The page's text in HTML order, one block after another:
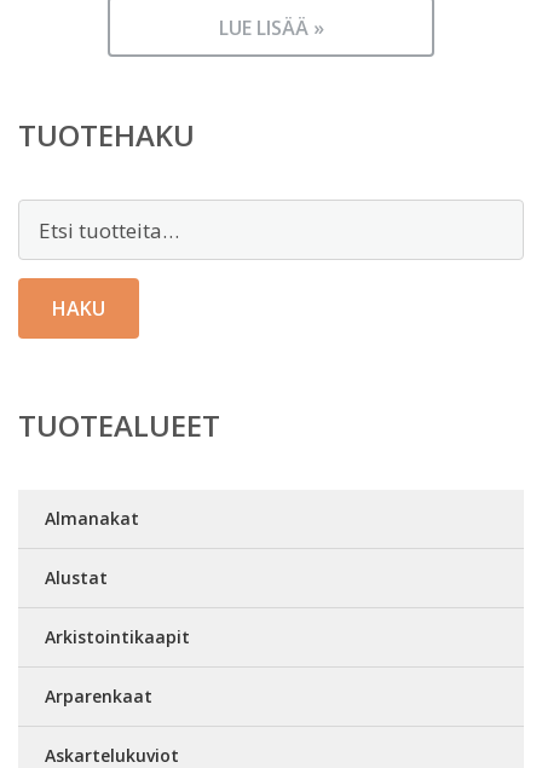
LUE LISÄÄ »
TUOTEHAKU
HAKU
TUOTEALUEET
Almanakat
Alustat
Arkistointikaapit
Arparenkaat
Askartelukuviot